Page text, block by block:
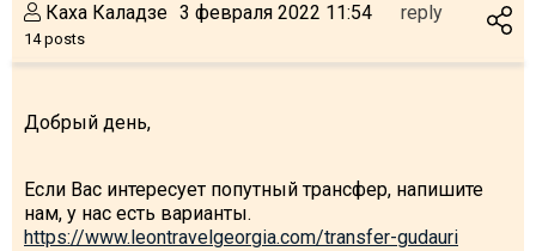
Каха Каладзе
14 posts
3 февраля 2022 11:54 reply
Добрый день,
Если Вас интересует попутный трансфер, напишите
нам, у нас есть варианты.
https://www.leontravelgeorgia.com/transfer-gudauri
Join telegram
LODGING
Apartments